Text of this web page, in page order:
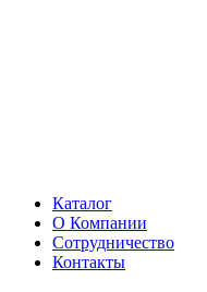
Каталог
О Компании
Сотрудничество
Контакты